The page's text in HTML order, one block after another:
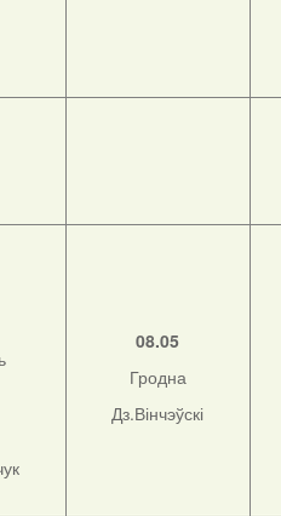
08.05
Гродна
Дз.Вінчэўскі